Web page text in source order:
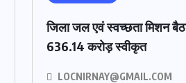
जिला जल एवं स्वच्छता मिशन
636.14 करोड़ स्वीकृत
LOCNIRNAY@GMAIL.COM